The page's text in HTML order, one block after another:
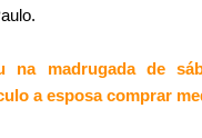
na madrugada de
a esposa comprar